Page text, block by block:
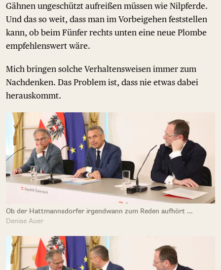
Gähnen ungeschützt aufreißen müssen wie Nilpferde.
Und das so weit, dass man im Vorbeigehen feststellen
kann, ob beim Fünfer rechts unten eine neue Plombe
empfehlenswert wäre.
Mich bringen solche Verhaltensweisen immer zum
Nachdenken. Das Problem ist, dass nie etwas dabei
herauskommt.
Ob der Hattmannsdorfer irgendwann zum Reden aufhört ...
Denise Auer